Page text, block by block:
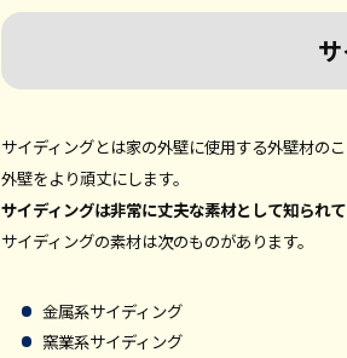
サイディングとは家の外壁に使用する外壁材の
外壁をより頑丈にします。
サイディングは非常に丈夫な素材として知られて
サイディングの素材は次のものがあります。
金属系サイディング
窯業系サイディング